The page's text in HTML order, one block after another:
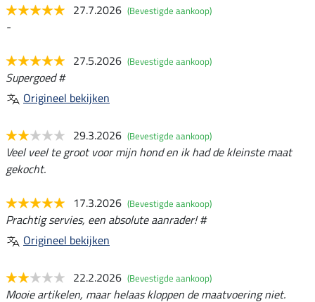
27.7.2026 (Bevestigde aankoop)
-
27.5.2026 (Bevestigde aankoop)
Supergoed #
Origineel bekijken
29.3.2026 (Bevestigde aankoop)
Veel veel te groot voor mijn hond en ik had de kleinste maat
gekocht.
17.3.2026 (Bevestigde aankoop)
Prachtig servies, een absolute aanrader! #
Origineel bekijken
22.2.2026 (Bevestigde aankoop)
Mooie artikelen, maar helaas kloppen de maatvoering niet.